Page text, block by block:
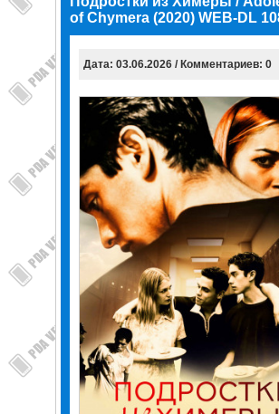
of Chymera (2020) WEB-DL
Дата: 03.06.2026 / Комментариев: 0